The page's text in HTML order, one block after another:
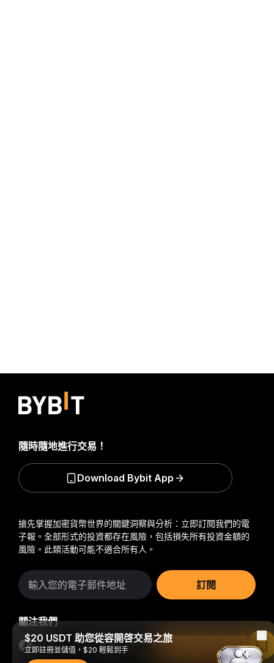
搶先掌握加密貨幣世界的關鍵洞察與分析：立即訂閱我們的電
子報。 全部形式的投資都存在風險，包括損失所有投資金額的
風險。此類活動可能不適合所有人。
訂閱
關注我們
隨時隨地進行交易！
Download Bybit App
$20 USDT 助您從容開啓交易之旅
立即註冊並儲值，$20 輕鬆到手 在 Bybit App 中閱讀